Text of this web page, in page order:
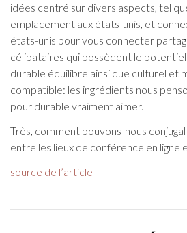
idées centré sur divers aspects, tel
emplacement aux états-unis, et
états-unis pour vous connecter
célibataires qui possèdent le
durable équilibre ainsi que culturel et
compatible: les ingrédients nous
pour durable vraiment aimer.
Très, comment pouvons-nous
entre les lieux de conférence en ligne
source de l’article